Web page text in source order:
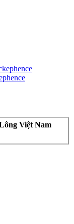
Việt Nam